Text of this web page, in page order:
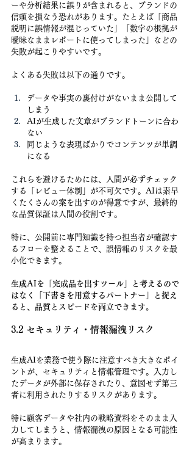
ーや分析結果に誤りが含まれると、ブランドの
信頼を損なう恐れがあります。たとえば「商品
説明に誤情報が混じっていた」「数字の根拠が
曖昧なままレポートに使ってしまった」などの
失敗が起こりやすいです。
よくある失敗は以下の通りです。
データや事実の裏付けがないまま公開して
しまう
AIが生成した文章がブランドトーンに合わ
ない
同じような表現ばかりでコンテンツが単調
になる
これらを避けるためには、人間が必ずチェック
する「レビュー体制」が不可欠です。AIは素早
くたくさんの案を出すのが得意ですが、最終的
な品質保証は人間の役割です。
特に、公開前に専門知識を持つ担当者が確認す
るフローを整えることで、誤情報のリスクを最
小化できます。
生成AIを「完成品を出すツール」と考えるので
はなく「下書きを用意するパートナー」と捉え
ると、品質とスピードを両立できます。
3.2 セキュリティ・情報漏洩リスク
生成AIを業務で使う際に注意すべき大きなポイ
ントが、セキュリティと情報管理です。入力し
たデータが外部に保存されたり、意図せず第三
者に利用されたりするリスクがあります。
特に顧客データや社内の戦略資料をそのまま入
力してしまうと、情報漏洩の原因となる可能性
が高まります。